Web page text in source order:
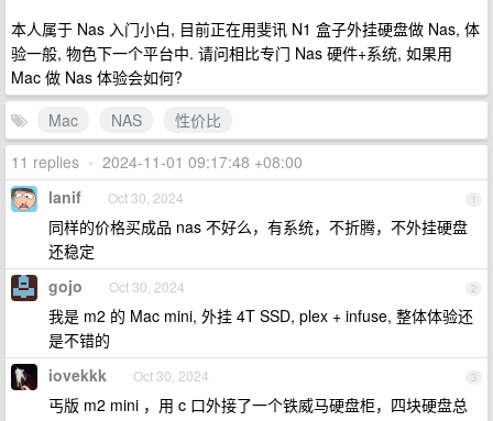
本人属于 Nas 入门小白, 目前正在用斐讯 N1 盒子外挂硬盘做 Nas, 体
验一般, 物色下一个平台中. 请问相比专门 Nas 硬件+系统, 如果用
Mac 做 Nas 体验会如何?
Mac
NAS
性价比
11 replies • 2024-11-01 09:17:48 +08:00
1
lanif Oct 30, 2024
同样的价格买成品 nas 不好么，有系统，不折腾，不外挂硬盘
还稳定
2
gojo Oct 30, 2024
我是 m2 的 Mac mini, 外挂 4T SSD, plex + infuse, 整体体验还
是不错的
3
iovekkk Oct 30, 2024
丐版 m2 mini ，用 c 口外接了一个铁威马硬盘柜，四块硬盘总